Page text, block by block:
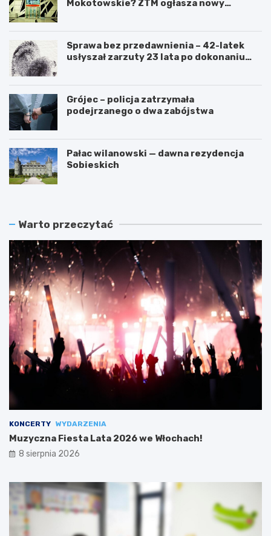
Mokotowskie? ZTM ogłasza nowy
Sprawa bez przedawnienia – 42-latek
usłyszał zarzuty 23 lata po dokonaniu
Grójec – policja zatrzymała
podejrzanego o dwa zabójstwa
Pałac wilanowski — dawna rezydencja
Sobieskich
Warto przeczytać
KONCERTY WYDARZENIA
Muzyczna Fiesta Lata 2026 we Włochach!
8 sierpnia 2026